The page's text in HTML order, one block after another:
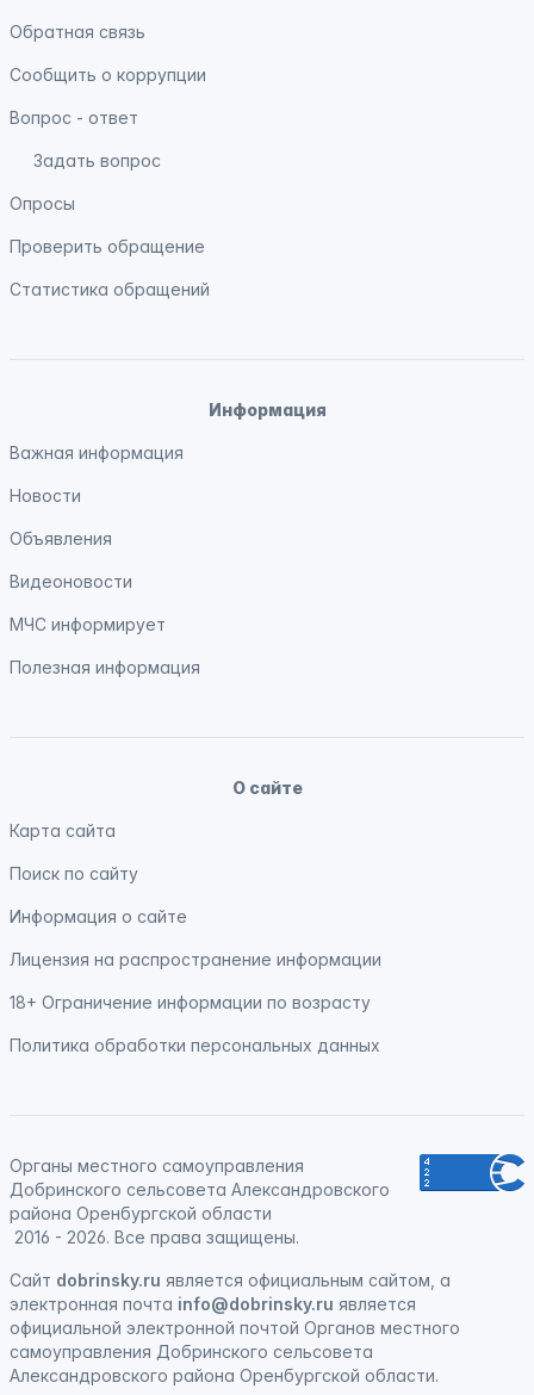
Обратная связь
Сообщить о коррупции
Вопрос - ответ
Задать вопрос
Опросы
Проверить обращение
Статистика обращений
Информация
Важная информация
Новости
Объявления
Видеоновости
МЧС информирует
Полезная информация
О сайте
Карта сайта
Поиск по сайту
Информация о сайте
Лицензия на распространение информации
18+ Ограничение информации по возрасту
Политика обработки персональных данных
Органы местного самоуправления
Добринского сельсовета Александровского
района Оренбургской области
2016 - 2026. Все права защищены.
Сайт dobrinsky.ru является официальным сайтом, а
электронная почта info@dobrinsky.ru является
официальной электронной почтой Органов местного
самоуправления Добринского сельсовета
Александровского района Оренбургской области.